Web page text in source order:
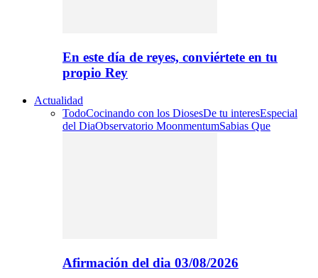
En este día de reyes, conviértete en tu
propio Rey
Actualidad
TodoCocinando con los DiosesDe tu interesEspecial
del DiaObservatorio MoonmentumSabias Que
Afirmación del dia 03/08/2026